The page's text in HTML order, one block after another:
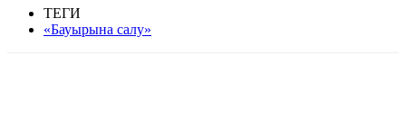
ТЕГИ
«Бауырына салу»